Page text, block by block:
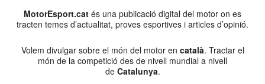
MotorEsport.cat és una publicació digital del motor on es
tracten temes d’actualitat, proves esportives i articles d’opinió.
Volem divulgar sobre el món del motor en català. Tractar el
món de la competició des de nivell mundial a nivell
de Catalunya.